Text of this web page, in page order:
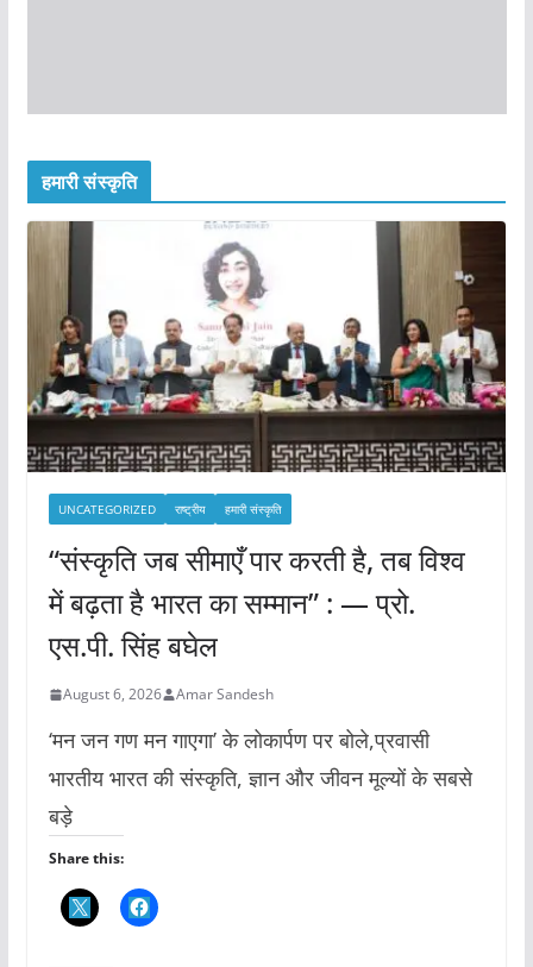
हमारी संस्कृति
UNCATEGORIZED राष्ट्रीय हमारी संस्कृति
“संस्कृति जब सीमाएँ पार करती है, तब विश्व
में बढ़ता है भारत का सम्मान” : — प्रो.
एस.पी. सिंह बघेल
August 6, 2026 Amar Sandesh
‘मन जन गण मन गाएगा’ के लोकार्पण पर बोले,प्रवासी
भारतीय भारत की संस्कृति, ज्ञान और जीवन मूल्यों के सबसे
बड़े
Share this: